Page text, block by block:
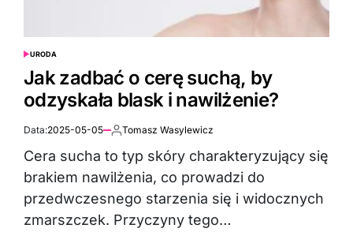
POSTED
URODA
Jak zadbać o cerę suchą, by
odzyskała blask i nawilżenie?
Data:2025-05-05 Autor:
Tomasz Wasylewicz
Cera sucha to typ skóry charakteryzujący się
brakiem nawilżenia, co prowadzi do
przedwczesnego starzenia się i widocznych
zmarszczek. Przyczyny tego…